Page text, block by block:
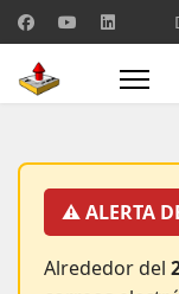
⚠️ ALERTA
Alrededor del